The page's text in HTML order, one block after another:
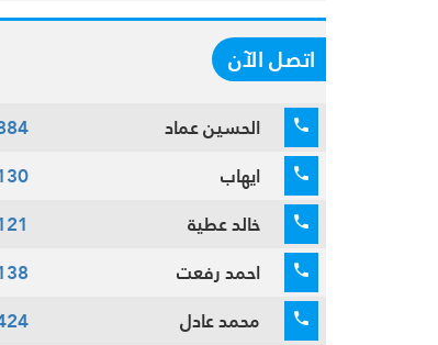
اتصل الآن
الحسين عماد
ايهاب
خالد عطية
احمد رفعت
محمد عادل